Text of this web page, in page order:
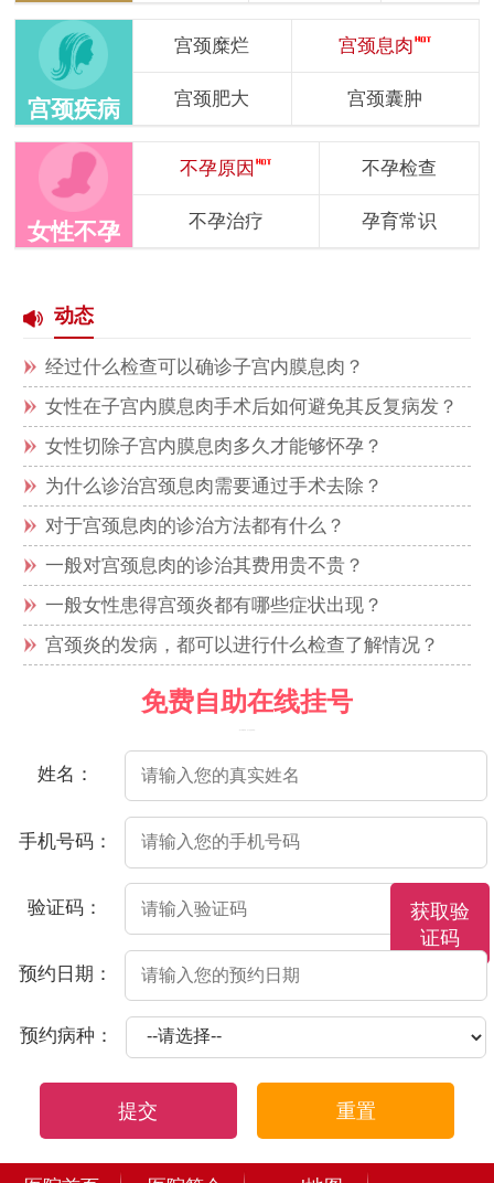
宫颈疾病
宫颈糜烂 宫颈息肉
宫颈肥大 宫颈囊肿
女性不孕
不孕原因 不孕检查
不孕治疗 孕育常识
动态
经过什么检查可以确诊子宫内膜息肉？
女性在子宫内膜息肉手术后如何避免其反复病发？
女性切除子宫内膜息肉多久才能够怀孕？
为什么诊治宫颈息肉需要通过手术去除？
对于宫颈息肉的诊治方法都有什么？
一般对宫颈息肉的诊治其费用贵不贵？
一般女性患得宫颈炎都有哪些症状出现？
宫颈炎的发病，都可以进行什么检查了解情况？
免费自助在线挂号
姓名：
手机号码：
验证码：
获取验
证码
预约日期：
预约病种：
提交 重置